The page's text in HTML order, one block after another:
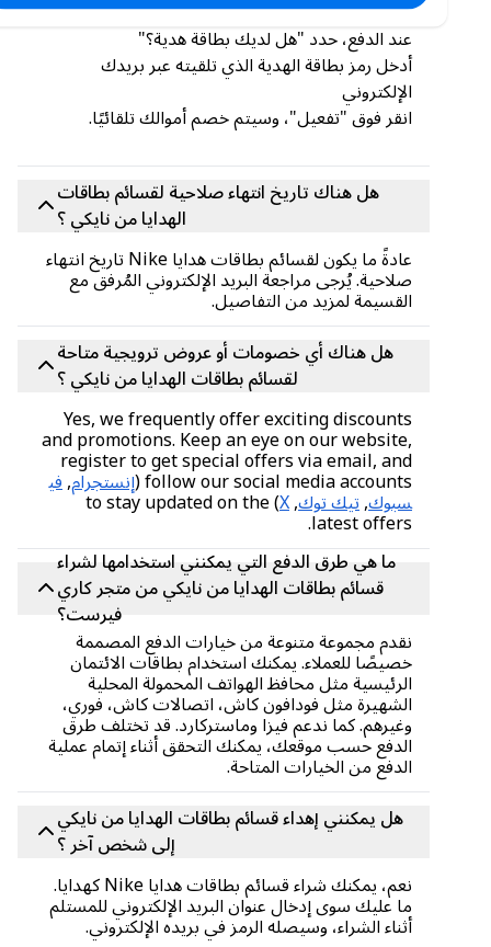
إملأ عربة التسوق الخاصة بك بالعناصر.
عند الدفع، حدد "هل لديك بطاقة هدية؟"
أدخل رمز بطاقة الهدية الذي تلقيته عبر بريدك
الإلكتروني
انقر فوق "تفعيل"، وسيتم خصم أموالك تلقائيًا.
هل هناك تاريخ انتهاء صلاحية لقسائم بطاقات
الهدايا من نايكي ؟
عادةً ما يكون لقسائم بطاقات هدايا Nike تاريخ انتهاء
صلاحية. يُرجى مراجعة البريد الإلكتروني المُرفق مع
القسيمة لمزيد من التفاصيل.
هل هناك أي خصومات أو عروض ترويجية متاحة
لقسائم بطاقات الهدايا من نايكي ؟
Yes, we frequently offer exciting discounts
and promotions. Keep an eye on our website,
register to get special offers via email, and
follow our social media accounts ( إنستجرام,في
سبوك,تيك توك,
X
) to stay updated on the
latest offers.
ما هي طرق الدفع التي يمكنني استخدامها لشراء
قسائم بطاقات الهدايا من نايكي من متجر كاري
فيرست؟
نقدم مجموعة متنوعة من خيارات الدفع المصممة
خصيصًا للعملاء. يمكنك استخدام بطاقات الائتمان
الرئيسية مثل محافظ الهواتف المحمولة المحلية
الشهيرة مثل فودافون كاش، اتصالات كاش، فوري،
وغيرهم. كما ندعم فيزا وماستركارد. قد تختلف طرق
الدفع حسب موقعك، يمكنك التحقق أثناء إتمام عملية
الدفع من الخيارات المتاحة.
هل يمكنني إهداء قسائم بطاقات الهدايا من نايكي
إلى شخص آخر ؟
نعم، يمكنك شراء قسائم بطاقات هدايا Nike كهدايا.
ما عليك سوى إدخال عنوان البريد الإلكتروني للمستلم
أثناء الشراء، وسيصله الرمز في بريده الإلكتروني.